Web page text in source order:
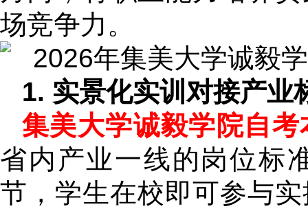
场竞争力。
1. 实景化实训对接产业
集美大学诚毅学院自考
省内产业一线的岗位标
节，学生在校即可参与